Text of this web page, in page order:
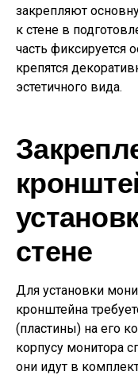
закрепляют
к стене в
часть фиксируется
крепятся
эстетичного вида.
стене
Для установки
кронштейна
(пластины) на его
корпусу монитора
они идут в